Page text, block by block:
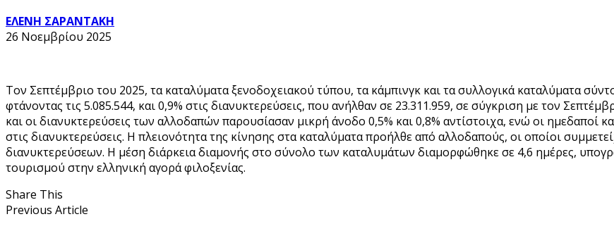
ΕΛΕΝΗ ΣΑΡΑΝΤΑΚΗ
26 Νοεμβρίου 2025
Τον Σεπτέμβριο του 2025, τα καταλύματα ξενοδοχειακού τύπου, τα κάμπινγκ και τα συλλογικά καταλύματα
φτάνοντας τις 5.085.544, και 0,9% στις διανυκτερεύσεις, που ανήλθαν σε 23.311.959, σε σύγκριση με τον
και οι διανυκτερεύσεις των αλλοδαπών παρουσίασαν μικρή άνοδο 0,5% και 0,8% αντίστοιχα, ενώ οι ημεδαποί
στις διανυκτερεύσεις. Η πλειονότητα της κίνησης στα καταλύματα προήλθε από αλλοδαπούς, οι οποίοι
διανυκτερεύσεων. Η μέση διάρκεια διαμονής στο σύνολο των καταλυμάτων διαμορφώθηκε σε 4,6 ημέρες,
τουρισμού στην ελληνική αγορά φιλοξενίας.
Share This
Previous Article